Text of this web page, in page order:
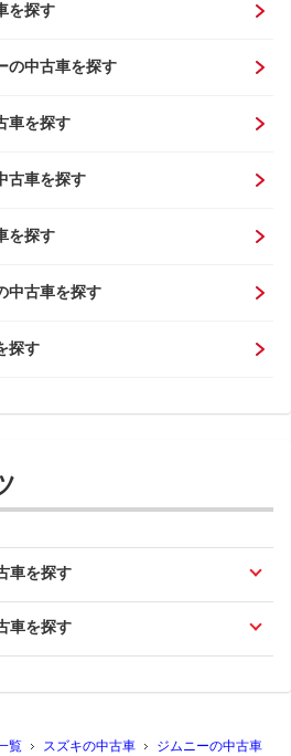
を探す
の中古車を探す
車を探す
古車を探す
を探す
中古車を探す
探す
車を探す
車を探す
覧 スズキの中古車
ジムニーの中古車